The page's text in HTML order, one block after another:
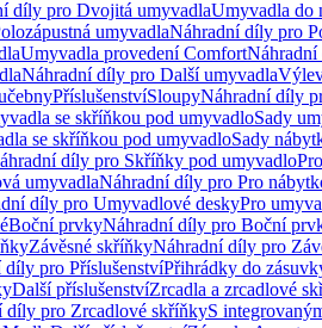
díly pro Dvojitá umyvadlaUmyvadla do
umyvadlaNáhradní díly pro
Umyvadla provedení Comfort
Náhradní díly pro Další umyvadla
PříslušenstvíSloupyNáhradní díly
se skříňkou pod umyvadloSady
se skříňkou pod umyvadloSady
díly pro Skříňky pod umyvadlo
umyvadlaNáhradní díly pro Pro
díly pro Umyvadlové deskyPro
Boční prvkyNáhradní díly pro Boční
Závěsné skříňkyNáhradní díly pro
díly pro PříslušenstvíPřihrádky do
Další příslušenstvíZrcadla a zrcadlové
díly pro Zrcadlové skříňkyS